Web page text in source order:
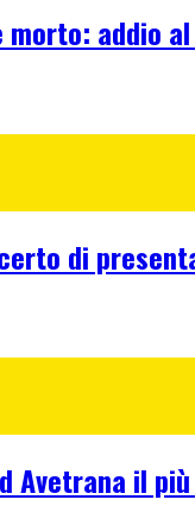
morto: addio
di
Avetrana il